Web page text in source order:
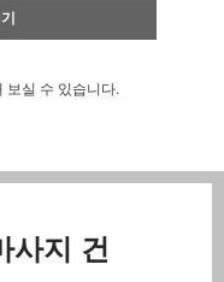
보실 수 있습니다.
사지 건